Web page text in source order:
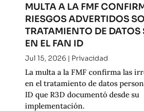
MULTA A LA FMF
RIESGOS ADVERTIDOS
TRATAMIENTO DE DATOS
EN EL FAN ID
Jul 15, 2026| Privacidad
La multa a la FMF confirma las
en el tratamiento de datos
ID que R3D documentó desde su
implementación.